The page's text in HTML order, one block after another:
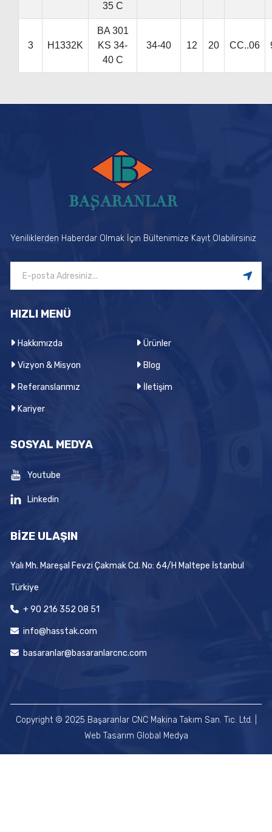
35 C
3 H1332K
BA 301
KS 34-
40 C
34-40 12 20 CC..06
Yeniliklerden Haberdar Olmak İçin Bültenimize Kayıt Olabilirsiniz
HIZLI MENÜ
Hakkımızda
Vizyon & Misyon
Referanslarımız
Kariyer
Ürünler
Blog
İletişim
SOSYAL MEDYA
Youtube
Linkedin
BİZE ULAŞIN
Yalı Mh. Mareşal Fevzi Çakmak Cd. No: 64/H Maltepe İstanbul
Türkiye
+ 90 216 352 08 51
info@hasstak.com
basaranlar@basaranlarcnc.com
Copyright © 2025 Başaranlar CNC Makina Takım San. Tic. Ltd. |
Web Tasarım Global Medya